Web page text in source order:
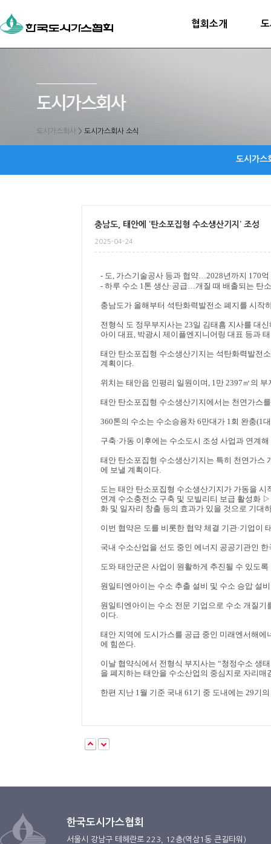
협회소개
도시가스회사 > 도시가스회사 소식
도시가스
충남도, 태안에 ‘탄소포집형 수소생산기지’ 조성
2025-04-24
- 도, 가스기술공사 등과 협약…2028년까지 170억
- 하루 수소 1톤 생산·공급…개질 때 배출되는 탄
충남도가 올해부터 석탄화력발전소 폐지를 시작
전형식 도 정무부지사는 23일 김태흠 지사를 대
아이 대표, 박광시 제이플엔지니어링 대표 등과
태안 탄소포집형 수소생산기지는 석탄화력발전
계획이다.
위치는 태안읍 인평리 일원이며, 1만 2397 ㎡ 의
태안 탄소포집형 수소생산기지에서는 천연가스
360톤의 수소는 수소승용차 6만대가 1회 완충(1
구축·가동 이후에는 수소도시 조성 사업과 연계
태안 탄소포집형 수소생산기지는 특히 천연가스
에 보낼 계획이다.
도는 태안 탄소포집형 수소생산기지가 가동을 시
연계 수소충전소 구축 및 모빌리티 보급 활성화 ▷
화 및 일자리 창출 등의 효과가 있을 것으로 기대
이번 협약은 도를 비롯한 협약 체결 기관·기업이
국내 수소산업을 선도 중인 에너지 공공기관인
도와 태안군은 사업이 원활하게 추진될 수 있도
원일티엔아이는 수소 추출 설비 및 수소 승압 설
원일티엔아이는 수소 전문 기업으로 수소 개질기
이다.
태안 지역에 도시가스를 공급 중인 미래엔서해
에 힘쓴다.
이날 협약식에서 전형식 부지사는 “청정수소 생
을 폐지하는 태안을 수소산업의 중심지로 자리매
한편 지난 1월 기준 국내 61기 중 도내에는 29기
한국도시가스협회
서울시 강남구 테헤란로 223, 12층(역삼1동 큰길타워)